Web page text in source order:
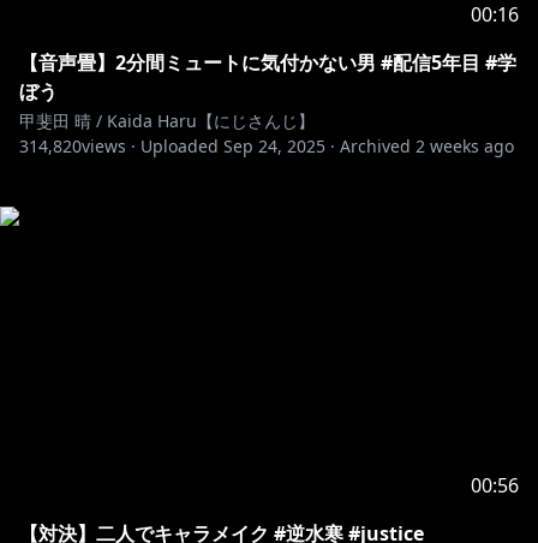
00:16
【音声畳】2分間ミュートに気付かない男 #配信5年目 #学
ぼう
甲斐田 晴 / Kaida Haru【にじさんじ】
314,820views · Uploaded Sep 24, 2025 · Archived 2 weeks ago
00:56
【対決】二人でキャラメイク #逆水寒 #justice